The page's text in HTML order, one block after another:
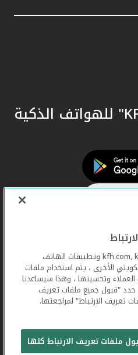
جميع الحقوق محفوظة ©
عندما تستخدم ,kfh.com, kfhonline.com وتطبيقات الهاتف
الأخرى ، يتم استخدام ملفات
وتحسينها ، وهذا سيساعدنا
حدد "قبول جميع ملفات تعريف
تعريف الارتباط" لمراجعتها.
ملفات تعريف الارتباط كلها